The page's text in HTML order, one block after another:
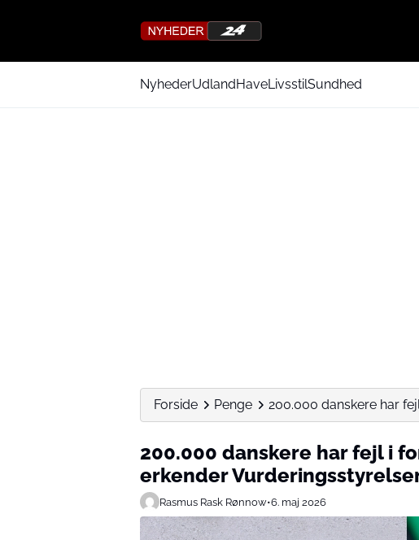
NyhederUdlandHaveLivsstilSundhed
Forside Penge 200.000 danskere har
200.000 danskere har fejl i
erkender
Rasmus Rask Rønnow•6. maj 2026